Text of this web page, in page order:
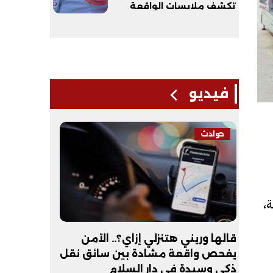
تكشف ملابسات الواقعة
فيديو
إزاي؟.. الأمن
بين سائق نقل
السلام
فيديو
عبد الله الأول علمي علوم:
أكون طبيب عظام| فيديو